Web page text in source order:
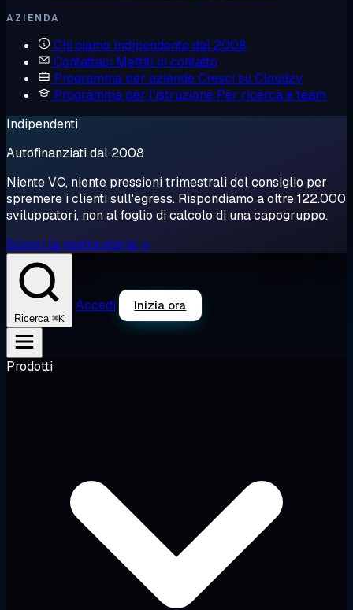
AZIENDA
Chi siamo Indipendente dal 2008
Contattaci Mettiti in contatto
Programma per aziendeCresci su Cloudzy
Programma per l'istruzione Per ricerca e team
Indipendenti
Autofinanziati dal 2008
Niente VC, niente pressioni trimestrali del consiglio per
spremere i clienti sull'egress. Rispondiamo a oltre 122.000
sviluppatori, non al foglio di calcolo di una capogruppo.
Scopri la nostra storia →
Ricerca ⌘K
Accedi Inizia ora
Prodotti